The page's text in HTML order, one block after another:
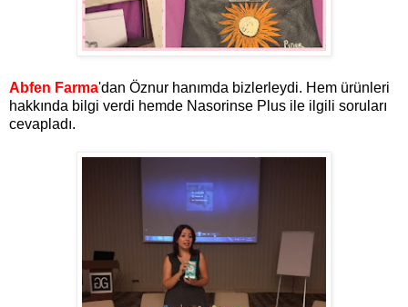
Abfen Farma'dan Öznur hanımda bizlerleydi. Hem ürünleri
hakkında bilgi verdi hemde Nasorinse Plus ile ilgili soruları
cevapladı.